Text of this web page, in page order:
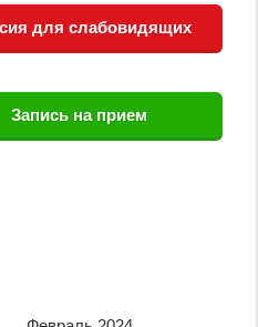
для слабовидящих
Запись на прием